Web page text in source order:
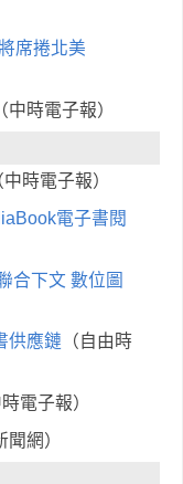
席捲北美
中時電子報）
中時電子報）
電子書閱
合下文 數位圖
供應鏈 （自由時
時電子報）
網）